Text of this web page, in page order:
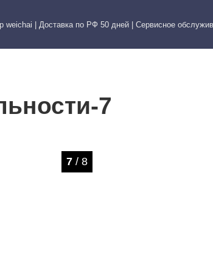
| Доставка по РФ 50 дней | Сервисное
ФОТО
7
7/ 8